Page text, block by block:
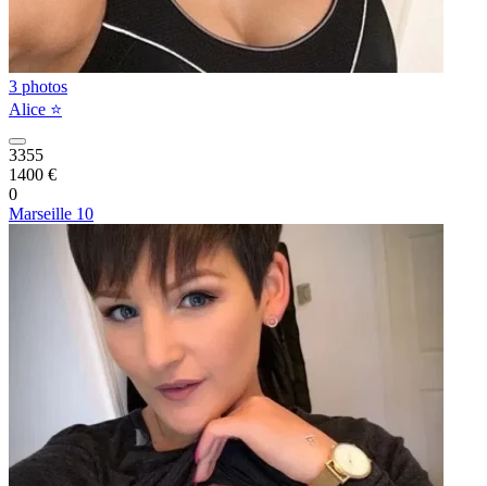
3 photos
Alice ⭐️
3355
1400 €
0
Marseille 10